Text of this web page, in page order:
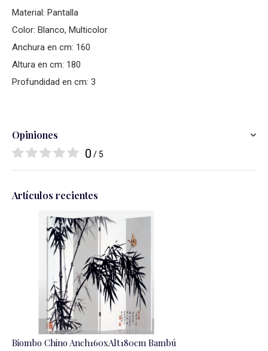
Material: Pantalla
Color: Blanco, Multicolor
Anchura en cm: 160
Altura en cm: 180
Profundidad en cm: 3
Opiniones
0 / 5
Artículos recientes
Biombo Chino Anch160xAlt180cm Bambú